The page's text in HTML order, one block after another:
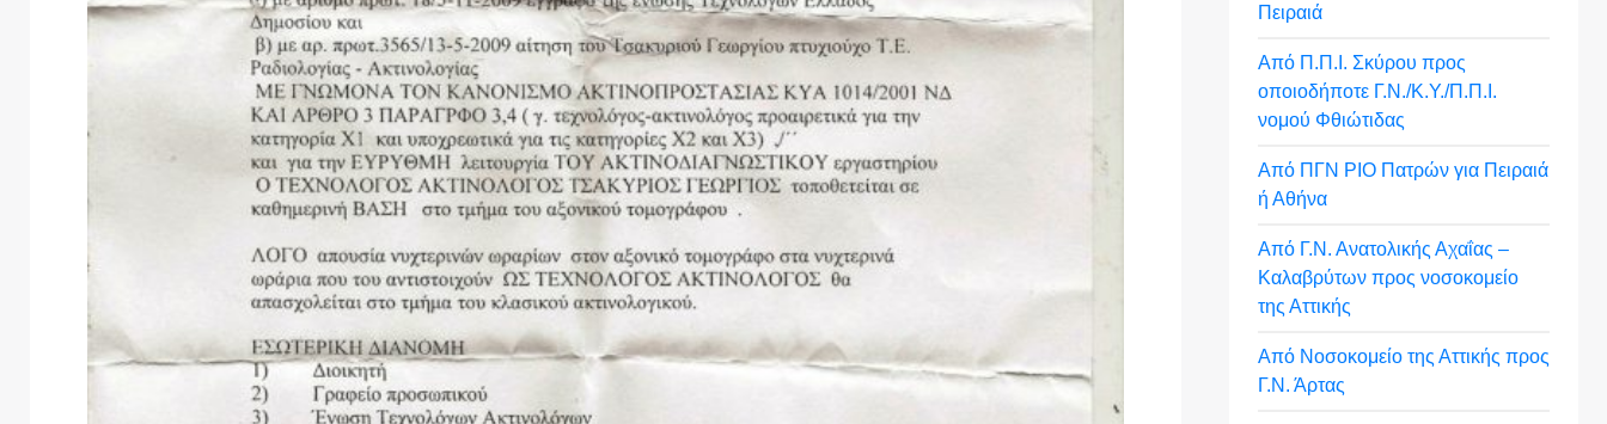
Πειραιά
Από Π.Π.Ι. Σκύρου προς
οποιοδήποτε Γ.Ν./Κ.Υ./Π.Π.Ι.
νομού Φθιώτιδας
Από ΠΓΝ ΡΙΟ Πατρών για Πειραιά
ή Αθήνα
Από Γ.Ν. Ανατολικής Αχαΐας –
Καλαβρύτων προς νοσοκομείο
της Αττικής
Από Νοσοκομείο της Αττικής προς
Γ.Ν. Άρτας